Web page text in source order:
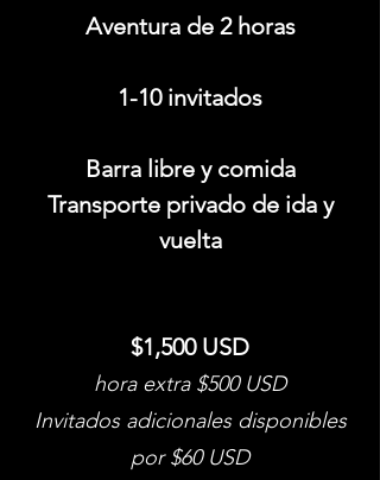
Aventura de 2 horas
1-10 invitados
Barra libre y comida
Transporte privado de ida y
vuelta
$1,500 USD
hora extra $500 USD
Invitados adicionales disponibles
por $60 USD